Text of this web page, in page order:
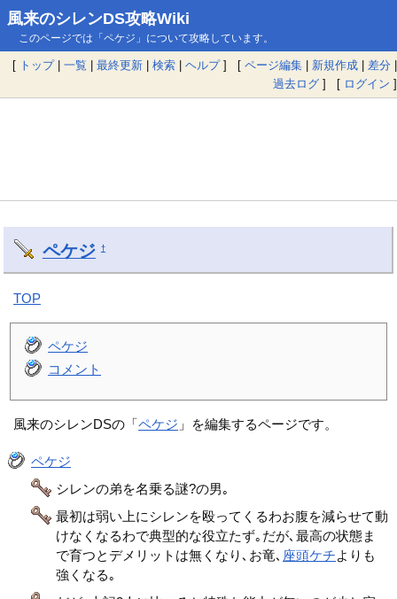
風来のシレンDS攻略Wiki
このページでは「ペケジ」について攻略しています。
[ トップ| 一覧 | 最終更新 | 検索 | ヘルプ] [ ページ編集 | 新規作成 | 差分 |
過去ログ ] [ ログイン ]
ペケジ †
TOP
ペケジ
コメント
風来のシレンDSの「ペケジ 」を編集するページです。
ペケジ
シレンの弟を名乗る謎?の男｡
最初は弱い上にシレンを殴ってくるわお腹を減らせて動
けなくなるわで典型的な役立たず｡だが､最高の状態ま
で育つとデメリットは無くなり､お竜､ 座頭ケチよりも
強くなる｡